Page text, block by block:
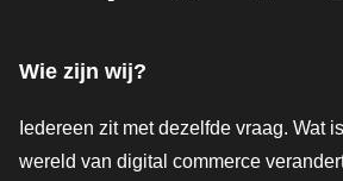
Wie zijn wij?
Iedereen zit met dezelfde vraag. Wat
wereld van digital commerce